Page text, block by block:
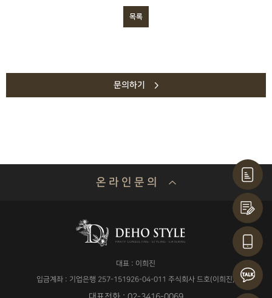
목록
문의하기
온 라 인 문 의
대표 : 이희진
입금계좌 : 기업은행 257-151926-04-011 주식회사 드호(이희진)